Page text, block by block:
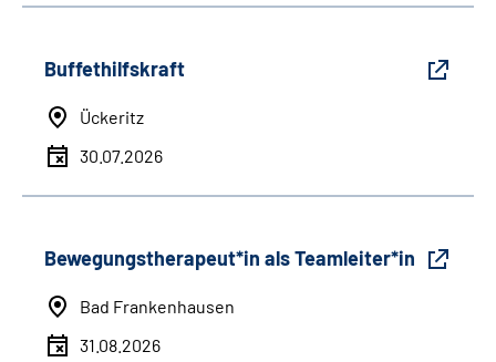
Buffethilfskraft
Ückeritz
30.07.2026
Bewegungstherapeut*in als Teamleiter*in
Bad Frankenhausen
31.08.2026